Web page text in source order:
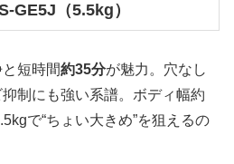
GE5J（5.5kg）
短時間約35分が魅力。穴なし
制にも強い系譜。ボディ幅約
で“ちょい大きめ”を狙えるの